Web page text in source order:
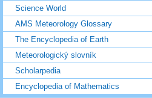
Science World
AMS Meteorology Glossary
The Encyclopedia of Earth
Meteorologický slovník
Scholarpedia
Encyclopedia of Mathematics